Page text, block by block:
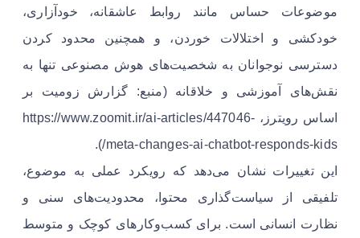
موضوعات حساس مانند روابط عاشقانه، خودآزاری،
خودکشی و اختلالات خوردن، و همچنین محدود کردن
دسترسی نوجوانان به شخصیت‌های هوش مصنوعی تنها به
نقش‌های آموزشی و خلاقانه (منبع: گزارش زومیت بر
اساس رویترز، https://www.zoomit.ir/ai-articles/447046-
meta-changes-ai-chatbot-responds-kids/).
این تغییرات نشان می‌دهد که رویکرد عملی به موضوع،
تلفیقی از سیاست‌گذاری محتوا، محدودیت‌های سنی و
نظارت انسانی است. برای کسب‌وکارهای کوچک و متوسط